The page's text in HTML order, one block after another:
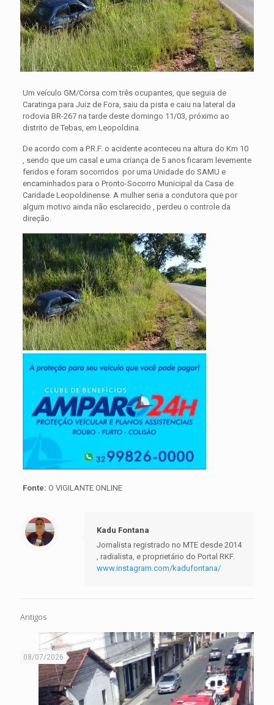
Um veículo GM/Corsa com três ocupantes, que seguia de
Caratinga para Juiz de Fora, saiu da pista e caiu na lateral da
rodovia BR-267 na tarde deste domingo 11/03, próximo ao
distrito de Tebas, em Leopoldina.
De acordo com a P.R.F. o acidente aconteceu na altura do Km 10
, sendo que um casal e uma criança de 5 anos ficaram levemente
feridos e foram socorridos por uma Unidade do SAMU e
encaminhados para o Pronto-Socorro Municipal da Casa de
Caridade Leopoldinense. A mulher seria a condutora que por
algum motivo ainda não esclarecido , perdeu o controle da
direção.
Fonte: O VIGILANTE ONLINE
Kadu Fontana
Jornalista registrado no MTE desde 2014
, radialista, e proprietário do Portal RKF.
www.instagram.com/kadufontana/
Antigos
08/07/2026